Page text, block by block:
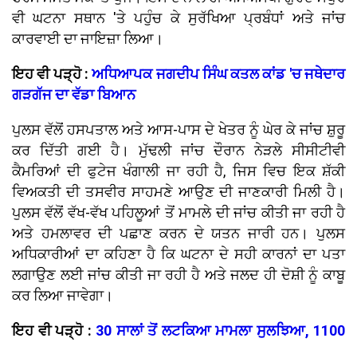
ਵੀ ਘਟਨਾ ਸਥਾਨ 'ਤੇ ਪਹੁੰਚ ਕੇ ਸੁਰੱਖਿਆ ਪ੍ਰਬੰਧਾਂ ਅਤੇ ਜਾਂਚ
ਕਾਰਵਾਈ ਦਾ ਜਾਇਜ਼ਾ ਲਿਆ।
ਇਹ ਵੀ ਪੜ੍ਹੋ :ਅਧਿਆਪਕ ਜਗਦੀਪ ਸਿੰਘ ਕਤਲ ਕਾਂਡ 'ਚ ਜਥੇਦਾਰ
ਗੜਗੱਜ ਦਾ ਵੱਡਾ ਬਿਆਨ
ਪੁਲਸ ਵੱਲੋਂ ਹਸਪਤਾਲ ਅਤੇ ਆਸ-ਪਾਸ ਦੇ ਖੇਤਰ ਨੂੰ ਘੇਰ ਕੇ ਜਾਂਚ ਸ਼ੁਰੂ
ਕਰ ਦਿੱਤੀ ਗਈ ਹੈ। ਮੁੱਢਲੀ ਜਾਂਚ ਦੌਰਾਨ ਨੇੜਲੇ ਸੀਸੀਟੀਵੀ
ਕੈਮਰਿਆਂ ਦੀ ਫੁਟੇਜ ਖੰਗਾਲੀ ਜਾ ਰਹੀ ਹੈ, ਜਿਸ ਵਿਚ ਇਕ ਸ਼ੱਕੀ
ਵਿਅਕਤੀ ਦੀ ਤਸਵੀਰ ਸਾਹਮਣੇ ਆਉਣ ਦੀ ਜਾਣਕਾਰੀ ਮਿਲੀ ਹੈ।
ਪੁਲਸ ਵੱਲੋਂ ਵੱਖ-ਵੱਖ ਪਹਿਲੂਆਂ ਤੋਂ ਮਾਮਲੇ ਦੀ ਜਾਂਚ ਕੀਤੀ ਜਾ ਰਹੀ ਹੈ
ਅਤੇ ਹਮਲਾਵਰ ਦੀ ਪਛਾਣ ਕਰਨ ਦੇ ਯਤਨ ਜਾਰੀ ਹਨ। ਪੁਲਸ
ਅਧਿਕਾਰੀਆਂ ਦਾ ਕਹਿਣਾ ਹੈ ਕਿ ਘਟਨਾ ਦੇ ਸਹੀ ਕਾਰਨਾਂ ਦਾ ਪਤਾ
ਲਗਾਉਣ ਲਈ ਜਾਂਚ ਕੀਤੀ ਜਾ ਰਹੀ ਹੈ ਅਤੇ ਜਲਦ ਹੀ ਦੋਸ਼ੀ ਨੂੰ ਕਾਬੂ
ਕਰ ਲਿਆ ਜਾਵੇਗਾ।
ਇਹ ਵੀ ਪੜ੍ਹੋ : 30 ਸਾਲਾਂ ਤੋਂ ਲਟਕਿਆ ਮਾਮਲਾ ਸੁਲਝਿਆ, 1100